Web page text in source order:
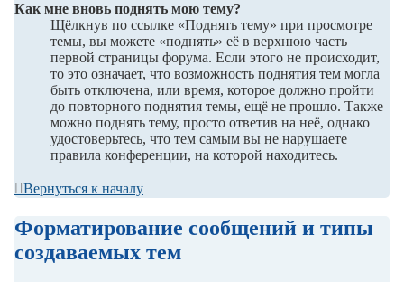
Как мне вновь поднять мою тему?
Щёлкнув по ссылке «Поднять тему» при просмотре
темы, вы можете «поднять» её в верхнюю часть
первой страницы форума. Если этого не происходит,
то это означает, что возможность поднятия тем могла
быть отключена, или время, которое должно пройти
до повторного поднятия темы, ещё не прошло. Также
можно поднять тему, просто ответив на неё, однако
удостоверьтесь, что тем самым вы не нарушаете
правила конференции, на которой находитесь.
Вернуться к началу
Форматирование сообщений и типы
создаваемых тем